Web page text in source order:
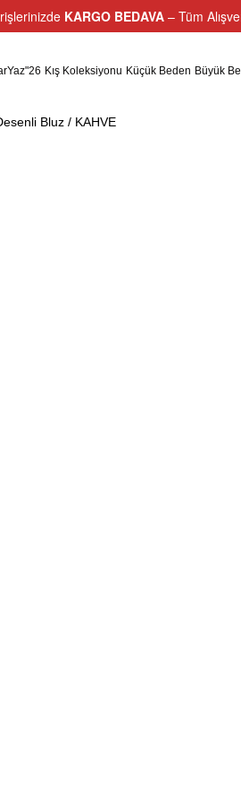
KARGO BEDAVA – Tüm
Kış Koleksiyonu Küçük Beden Büyük
Bluz / KAHVE